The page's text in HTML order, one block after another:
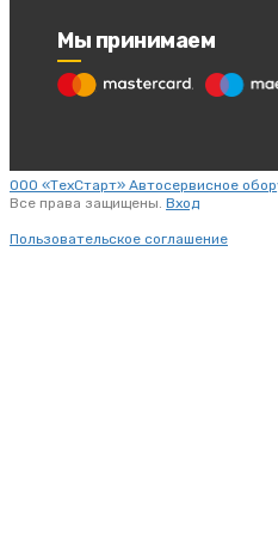
Мы принимаем
ООО «ТехСтарт» Автосервисное
Все права защищены. Вход
Пользовательское соглашение